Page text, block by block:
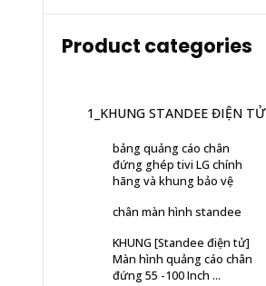
Product categories
1_KHUNG STANDEE ĐIỆN TỬ
bảng quảng cáo chân
đứng ghép tivi LG chính
hãng và khung bảo vệ
chân màn hình standee
KHUNG [Standee điện tử]
Màn hình quảng cáo chân
đứng 55 -100 Inch ...